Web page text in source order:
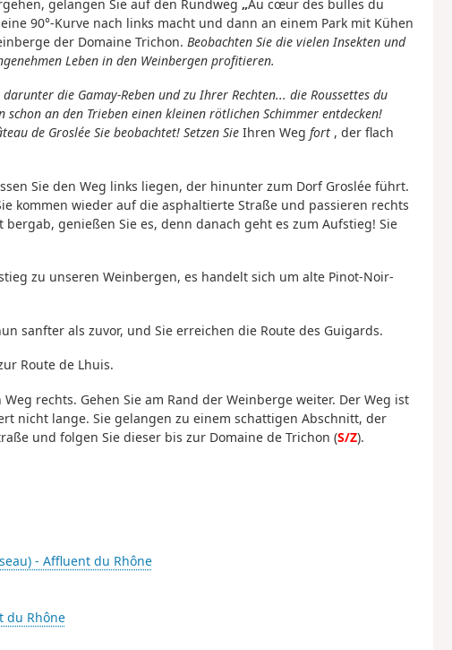
gelangen Sie auf den Rundweg „Au cœur des bulles du
90°-Kurve nach links macht und dann an einem Park mit Kühen
der Domaine Trichon. Beobachten Sie die vielen Insekten und
Leben in den Weinbergen profitieren.
die Gamay-Reben und zu Ihrer Rechten... die Roussettes du
schon an den Trieben einen kleinen rötlichen Schimmer entdecken!
de Groslée Sie beobachtet! Setzen Sie Ihren Weg fort , der flach
Sie den Weg links liegen, der hinunter zum Dorf Groslée führt.
kommen wieder auf die asphaltierte Straße und passieren rechts
genießen Sie es, denn danach geht es zum Aufstieg! Sie
zu unseren Weinbergen, es handelt sich um alte Pinot-Noir-
sanfter als zuvor, und Sie erreichen die Route des Guigards.
Route de Lhuis.
rechts. Gehen Sie am Rand der Weinberge weiter. Der Weg ist
nicht lange. Sie gelangen zu einem schattigen Abschnitt, der
und folgen Sie dieser bis zur Domaine de Trichon (S/Z).
- Affluent du Rhône
du Rhône